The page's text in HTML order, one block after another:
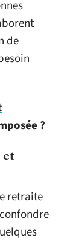
de
?
retraite